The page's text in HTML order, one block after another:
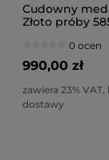
Cudowny
Złoto próby
0 ocen
990,00 zł
zawiera 23%
dostawy